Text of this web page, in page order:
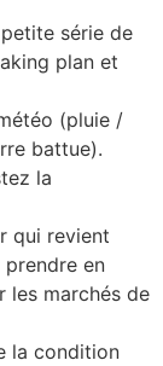
série de
plan et
(pluie /
battue).
la
qui revient
prendre en
les marchés de
la condition